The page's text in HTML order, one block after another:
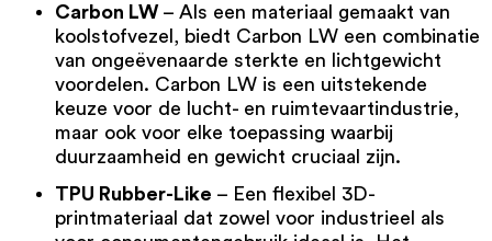
Carbon LW– Als een materiaal gemaakt van
koolstofvezel, biedt Carbon LW een combinatie
van ongeëvenaarde sterkte en lichtgewicht
voordelen. Carbon LW is een uitstekende
keuze voor de lucht- en ruimtevaartindustrie,
maar ook voor elke toepassing waarbij
duurzaamheid en gewicht cruciaal zijn.
TPU Rubber-Like – Een flexibel 3D-
printmateriaal dat zowel voor industrieel als